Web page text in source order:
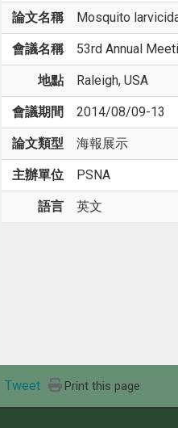
論文名稱 Mosquito
會議名稱 53rd Annual
地點 Raleigh, USA
會議期間 2014/08/09-13
論文類型 海報展示
主辦單位 PSNA
語言 英文
Tweet Print this page